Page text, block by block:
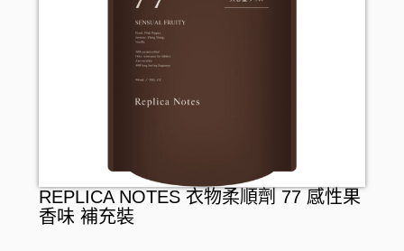
REPLICA NOTES 衣物柔順劑 77 感性果
香味 補充裝